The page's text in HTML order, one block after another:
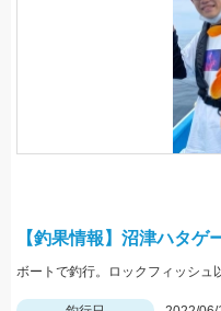
【釣果情報】沼津ハタゲ